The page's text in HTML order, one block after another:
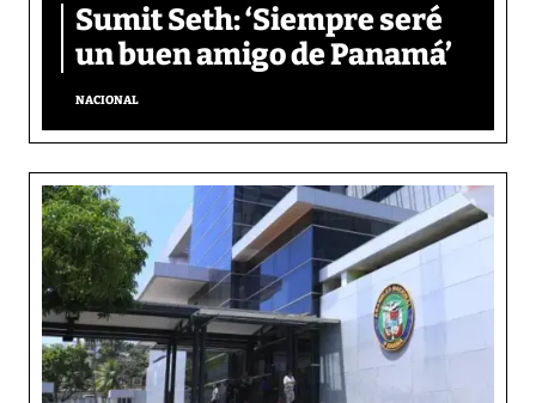
Sumit Seth: ‘Siempre seré
un buen amigo de Panamá’
NACIONAL